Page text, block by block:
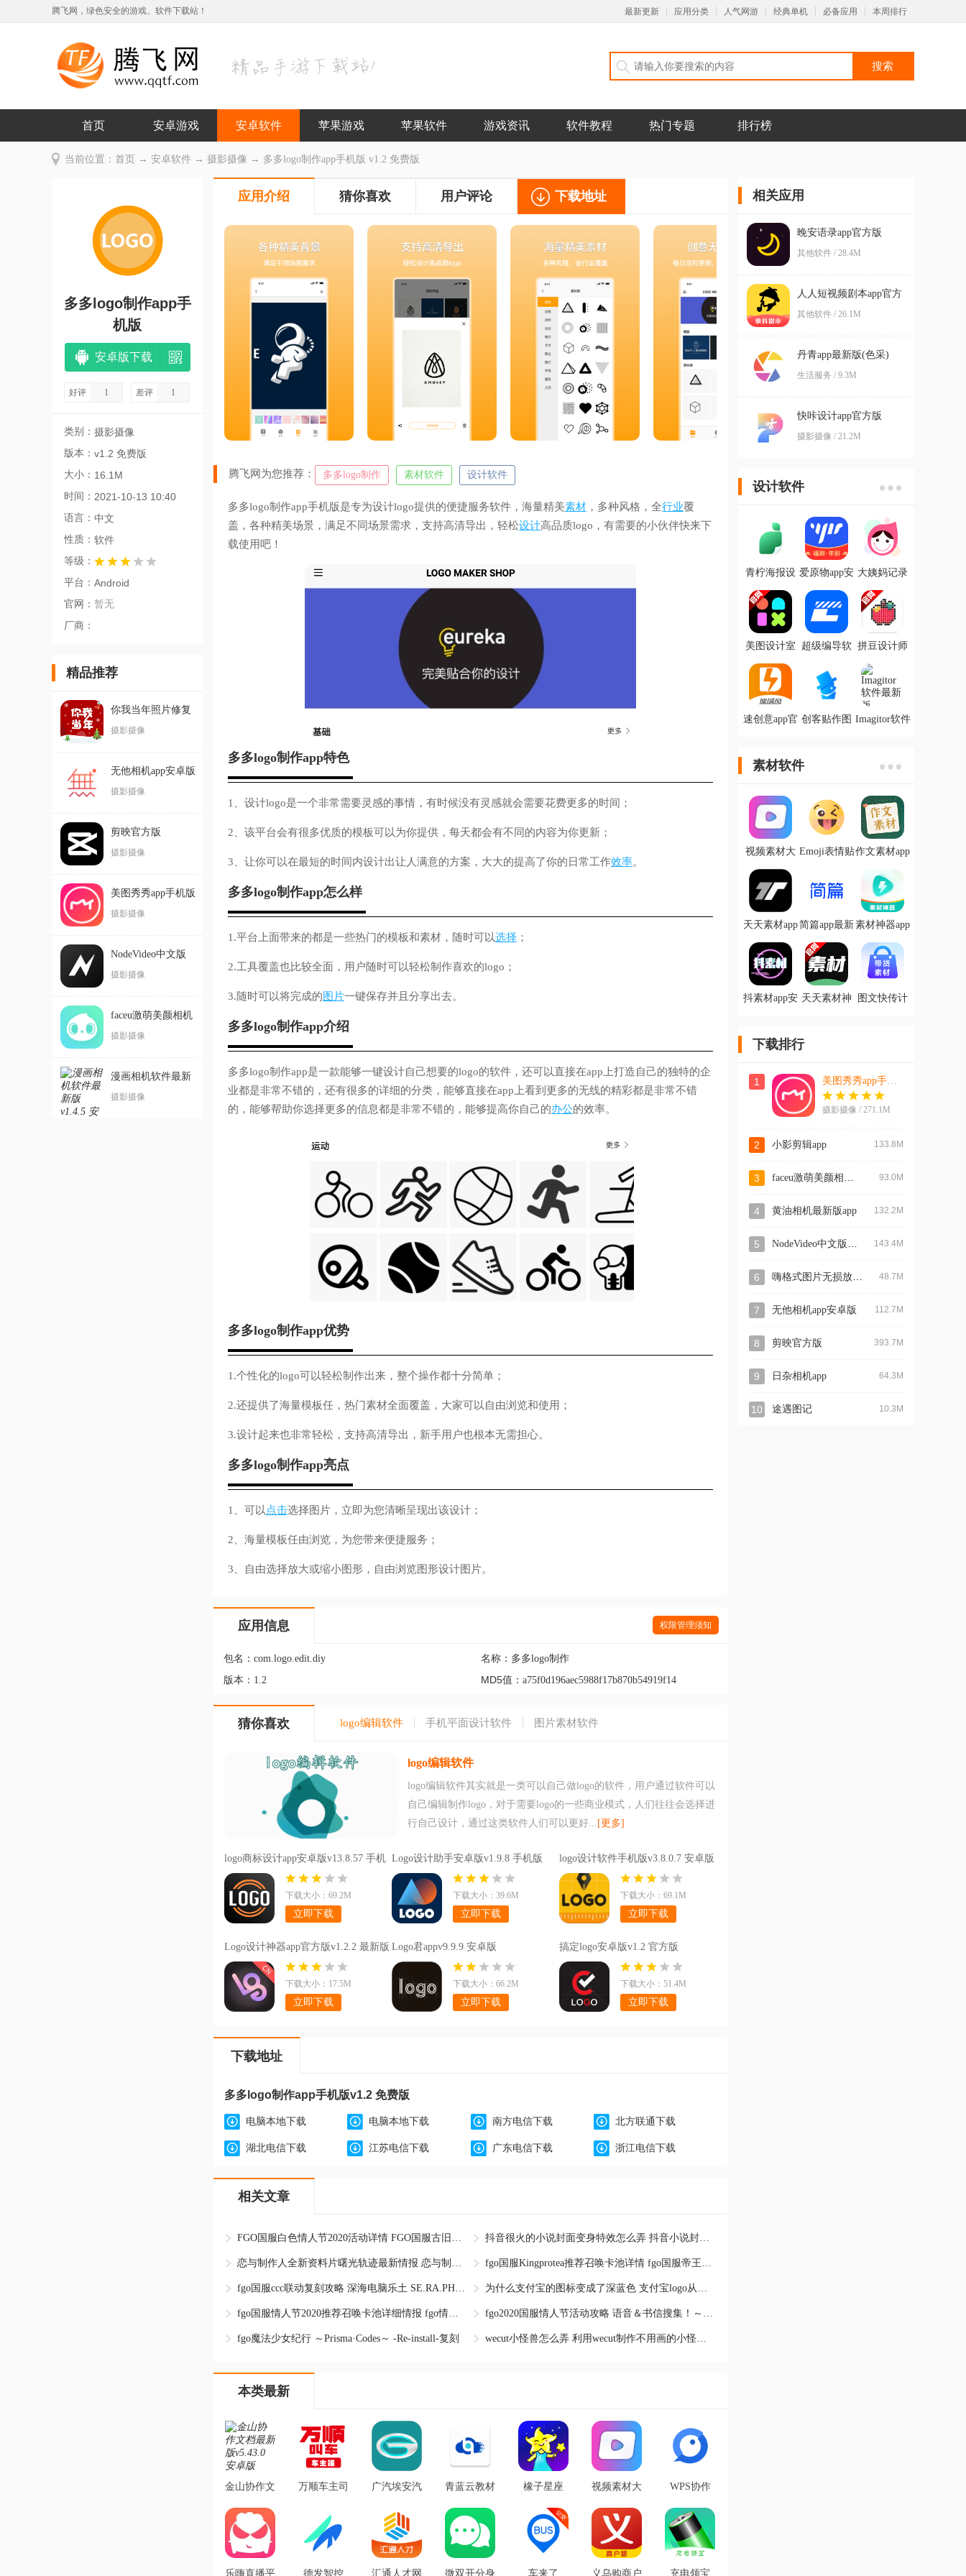
腾飞网，绿色安全的游戏、软件下载站！ 最新更新 应用分类 人气网游 经典单机 必备应用 本周排行
首页 安卓游戏 安卓软件 苹果游戏 苹果软件 游戏资讯 软件教程 热门专题 排行榜
当前位置： 首页 → 安卓软件 → 摄影摄像 → 多多logo制作app手机版 v1.2 免费版
多多logo制作app手
机版
安卓版下载
好评 1 差评 1
类别： 摄影摄像
版本： v1.2 免费版
大小： 16.1M
时间： 2021-10-13 10:40
语言： 中文
性质： 软件
等级：
平台： Android
官网： 暂无
厂商：
精品推荐
你我当年照片修复
软件
摄影摄像
无他相机app安卓版
摄影摄像
剪映官方版
摄影摄像
美图秀秀app手机版
摄影摄像
NodeVideo中文版
最新版
摄影摄像
faceu激萌美颜相机
官方版
摄影摄像
漫画相机软件最新
版
摄影摄像
应用介绍 猜你喜欢 用户评论 下载地址
腾飞网为您推荐： 多多logo制作 素材软件 设计软件
多多logo制作app手机版是专为设计logo提供的便捷服务软件，海量精美素材 ，多种风格，全行业覆
盖，各种精美场景，满足不同场景需求，支持高清导出，轻松设计高品质logo，有需要的小伙伴快来下
载使用吧！
多多logo制作app特色
1、设计logo是一个非常需要灵感的事情，有时候没有灵感就会需要花费更多的时间；
2、该平台会有很多优质的模板可以为你提供，每天都会有不同的内容为你更新；
3、让你可以在最短的时间内设计出让人满意的方案，大大的提高了你的日常工作效率。
多多logo制作app怎么样
1.平台上面带来的都是一些热门的模板和素材，随时可以选择 ；
2.工具覆盖也比较全面，用户随时可以轻松制作喜欢的logo；
3.随时可以将完成的 图片一键保存并且分享出去。
多多logo制作app介绍
多多logo制作app是一款能够一键设计自己想要的logo的软件，还可以直接在app上打造自己的独特的企
业都是非常不错的，还有很多的详细的分类，能够直接在app上看到更多的无线的精彩都是非常不错
的，能够帮助你选择更多的信息都是非常不错的，能够提高你自己的办公的效率。
多多logo制作app优势
1.个性化的logo可以轻松制作出来，整个操作都十分简单；
2.还提供了海量模板任，热门素材全面覆盖，大家可以自由浏览和使用；
3.设计起来也非常轻松，支持高清导出，新手用户也根本无需担心。
多多logo制作app亮点
1、可以 点击选择图片，立即为您清晰呈现出该设计；
2、海量模板任由浏览，为您带来便捷服务；
3、自由选择放大或缩小图形，自由浏览图形设计图片。
应用信息 权限管理须知
包名：com.logo.edit.diy 名称： 多多logo制作
版本： 1.2 MD5值： a75f0d196aec5988f17b870b54919f14
猜你喜欢 logo编辑软件 手机平面设计软件 图片素材软件
logo编辑软件
logo编辑软件其实就是一类可以自己做logo的软件，用户通过软件可以
自己编辑制作logo，对于需要logo的一些商业模式，人们往往会选择进
行自己设计，通过这类软件人们可以更好... [更多]
logo商标设计app安卓版v13.8.57 手机
版
下载大小：69.2M
立即下载
Logo设计助手安卓版v1.9.8 手机版
下载大小：39.6M
立即下载
logo设计软件手机版v3.8.0.7 安卓版
下载大小：69.1M
立即下载
Logo设计神器app官方版v1.2.2 最新版
下载大小：17.5M
立即下载
Logo君appv9.9.9 安卓版
下载大小：66.2M
立即下载
搞定logo安卓版v1.2 官方版
下载大小：51.4M
立即下载
下载地址
多多logo制作app手机版v1.2 免费版
电脑本地下载 电脑本地下载 南方电信下载 北方联通下载
湖北电信下载 江苏电信下载 广东电信下载 浙江电信下载
相关文章
FGO国服白色情人节2020活动详情 FGO国服古旧的蜘蛛回忆 抖音很火的小说封面变身特效怎么弄 抖音小说封面制作教
恋与制作人全新资料片曙光轨迹最新情报 恋与制作人曙光 fgo国服Kingprotea推荐召唤卡池详情 fgo国服帝王花推荐
fgo国服ccc联动复刻攻略 深海电脑乐土 SE.RA.PH -Seco 为什么支付宝的图标变成了深蓝色 支付宝logo从浅蓝变成
fgo国服情人节2020推荐召唤卡池详细情报 fgo情人节202 fgo2020国服情人节活动攻略 语音＆书信搜集！～紫式部
fgo魔法少女纪行 ～Prisma·Codes～ -Re-install-复刻 wecut小怪兽怎么弄 利用wecut制作不用画的小怪兽涂鸦特
本类最新
金山协作文
档最新版
v5.43.0 安
卓版
万顺车主司
官方版
广汽埃安汽
广汽新能
源)app官方
版v3.9.7 安
青蓝云教材
app最新版
v3.2.2 手机
版
橡子星座
app最新版
v7.7.8 手机
版
视频素材大
全appv7.36
最新版
WPS协作
app安卓版
v5.43.0 最
新版
乐嗨直播平 德发智控 汇通人才网 微双开分身 车来了 义乌购商户 充电领宝
相关应用
晚安语录app官方版
其他软件 / 28.4M
人人短视频剧本app官方
版
其他软件 / 26.1M
丹青app最新版(色采)
生活服务 / 9.3M
快咔设计app官方版
摄影摄像 / 21.2M
设计软件
青柠海报设
app最新版
爱原物app安 大姨妈记录
美图设计室
app(原海报
工厂)
超级编导软 拼豆设计师
速创意app官 创客贴作图 Imagitor软件
素材软件
视频素材大 Emoji表情贴作文素材app
天天素材app简篇app最新素材神器app
抖素材app安 天天素材神
图文快传计
下载排行
1 美图秀秀app手机版
摄影摄像 / 271.1M
2 小影剪辑app 133.8M
3 93.0M
4 黄油相机最新版app 132.2M
5 143.4M
6 48.7M
7 无他相机app安卓版 112.7M
8 剪映官方版 393.7M
9 日杂相机app 64.3M
10 途遇图记 10.3M